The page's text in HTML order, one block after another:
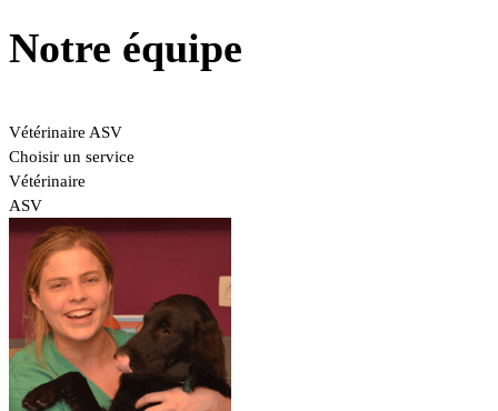
Notre équipe
Vétérinaire ASV
Choisir un service
Vétérinaire
ASV